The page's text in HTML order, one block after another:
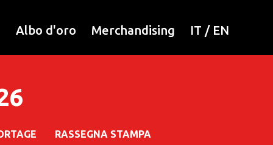
Albo d'oro Merchandising IT / EN
RASSEGNA STAMPA